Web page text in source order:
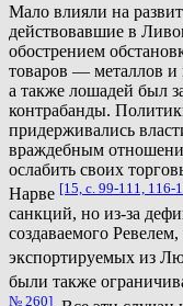
Мало влияли на
действовавшие в
обострением
товаров — металлов и
а также лошадей был
контрабанды.
придерживались
враждебным
ослабить своих
Нарве [15, с. 99-111, 116-
санкций, но из-за
создаваемого
экспортируемых из
были также
№ 260]